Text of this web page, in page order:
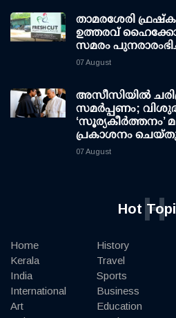
താമരശേരി
ഉത്തരവ്
സമരം
07 August
അസീസിയിൽ
സമർപ്പണം;
‘സൂര്യകീർത്തനം’
പ്രകാശനം
07 August
HotH
Home
Kerala
India
International
Art
History
Travel
Sports
Business
Education